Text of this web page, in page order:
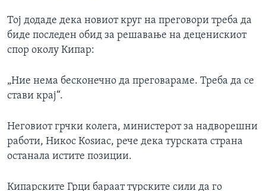
Тој додаде дека новиот круг на преговори треба да
биде последен обид за решавање на деценискиот
спор околу Кипар:
„Ние нема бесконечно да преговараме. Треба да се
стави крај“.
Неговиот грчки колега, министерот за надворешни
работи, Никос Коѕиас, рече дека турската страна
останала истите позиции.
Кипарските Грци бараат турските сили да го